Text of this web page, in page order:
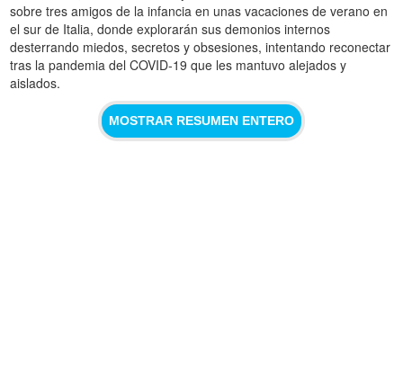
sobre tres amigos de la infancia en unas vacaciones de verano en
el sur de Italia, donde explorarán sus demonios internos
desterrando miedos, secretos y obsesiones, intentando reconectar
tras la pandemia del COVID-19 que les mantuvo alejados y
aislados.
MOSTRAR RESUMEN ENTERO